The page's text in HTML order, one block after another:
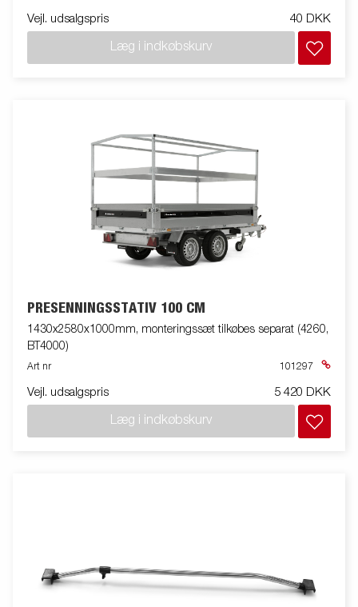
Vejl. udsalgspris 40 DKK
Læg i indkøbskurv
PRESENNINGSSTATIV 100 CM
1430x2580x1000mm, monteringssæt tilkøbes separat (4260,
BT4000)
Art nr 101297
Vejl. udsalgspris 5 420 DKK
Læg i indkøbskurv